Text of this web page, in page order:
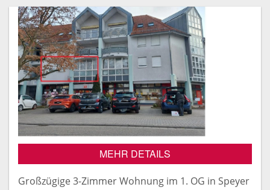
MEHR DETAILS
Großzügige 3-Zimmer Wohnung im 1. OG in Speyer